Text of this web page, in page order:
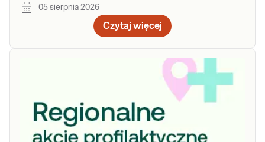
05 sierpnia 2026
Czytaj więcej